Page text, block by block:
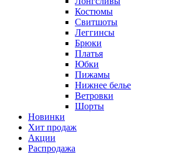
Костюмы
Свитшоты
Леггинсы
Брюки
Платья
Юбки
Пижамы
Нижнее белье
Ветровки
Шорты
Новинки
Хит продаж
Акции
Распродажа